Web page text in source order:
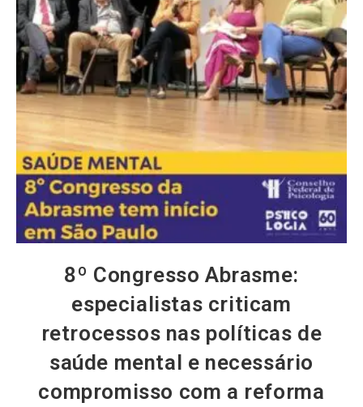
8º Congresso Abrasme:
especialistas criticam
retrocessos nas políticas de
saúde mental e necessário
compromisso com a reforma